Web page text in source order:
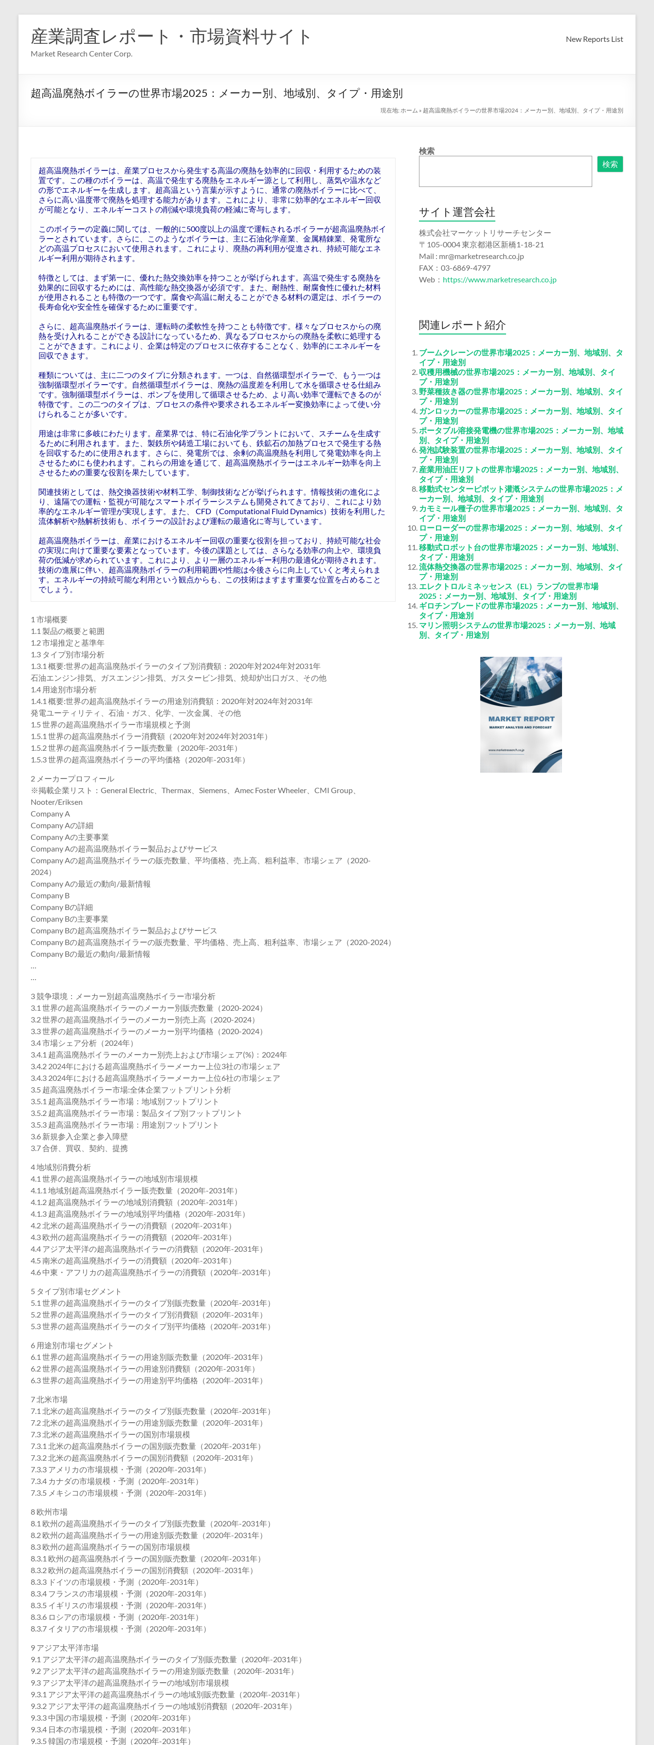
産業調査レポート・市場資料サイト
Market Research Center Corp.
New Reports List
超高温廃熱ボイラーの世界市場2025：メーカー別、地域別、タイプ・用途別
現在地: ホーム » 超高温廃熱ボイラーの世界市場2024：メーカー別、地域別、タイプ・用途別
超高温廃熱ボイラーは、産業プロセスから発生する高温の廃熱を効率的に回収・利用するための装
置です。この種のボイラーは、高温で発生する廃熱をエネルギー源として利用し、蒸気や温水など
の形でエネルギーを生成します。超高温という言葉が示すように、通常の廃熱ボイラーに比べて、
さらに高い温度帯で廃熱を処理する能力があります。これにより、非常に効率的なエネルギー回収
が可能となり、エネルギーコストの削減や環境負荷の軽減に寄与します。
このボイラーの定義に関しては、一般的に500度以上の温度で運転されるボイラーが超高温廃熱ボイ
ラーとされています。さらに、このようなボイラーは、主に石油化学産業、金属精錬業、発電所な
どの高温プロセスにおいて使用されます。これにより、廃熱の再利用が促進され、持続可能なエネ
ルギー利用が期待されます。
特徴としては、まず第一に、優れた熱交換効率を持つことが挙げられます。高温で発生する廃熱を
効果的に回収するためには、高性能な熱交換器が必須です。また、耐熱性、耐腐食性に優れた材料
が使用されることも特徴の一つです。腐食や高温に耐えることができる材料の選定は、ボイラーの
長寿命化や安全性を確保するために重要です。
さらに、超高温廃熱ボイラーは、運転時の柔軟性を持つことも特徴です。様々なプロセスからの廃
熱を受け入れることができる設計になっているため、異なるプロセスからの廃熱を柔軟に処理する
ことができます。これにより、企業は特定のプロセスに依存することなく、効率的にエネルギーを
回収できます。
種類については、主に二つのタイプに分類されます。一つは、自然循環型ボイラーで、もう一つは
強制循環型ボイラーです。自然循環型ボイラーは、廃熱の温度差を利用して水を循環させる仕組み
です。強制循環型ボイラーは、ポンプを使用して循環させるため、より高い効率で運転できるのが
特徴です。この二つのタイプは、プロセスの条件や要求されるエネルギー変換効率によって使い分
けられることが多いです。
用途は非常に多岐にわたります。産業界では、特に石油化学プラントにおいて、スチームを生成す
るために利用されます。また、製鉄所や鋳造工場においても、鉄鉱石の加熱プロセスで発生する熱
を回収するために使用されます。さらに、発電所では、余剰の高温廃熱を利用して発電効率を向上
させるためにも使われます。これらの用途を通じて、超高温廃熱ボイラーはエネルギー効率を向上
させるための重要な役割を果たしています。
関連技術としては、熱交換器技術や材料工学、制御技術などが挙げられます。情報技術の進化によ
り、遠隔での運転・監視が可能なスマートボイラーシステムも開発されてきており、これにより効
率的なエネルギー管理が実現します。また、 CFD（Computational Fluid Dynamics）技術を利用した
流体解析や熱解析技術も、ボイラーの設計および運転の最適化に寄与しています。
超高温廃熱ボイラーは、産業におけるエネルギー回収の重要な役割を担っており、持続可能な社会
の実現に向けて重要な要素となっています。今後の課題としては、さらなる効率の向上や、環境負
荷の低減が求められています。これにより、より一層のエネルギー利用の最適化が期待されます。
技術の進展に伴い、超高温廃熱ボイラーの利用範囲や性能は今後さらに向上していくと考えられま
す。エネルギーの持続可能な利用という観点からも、この技術はますます重要な位置を占めること
でしょう。
1 市場概要
1.1 製品の概要と範囲
1.2 市場推定と基準年
1.3 タイプ別市場分析
1.3.1 概要:世界の超高温廃熱ボイラーのタイプ別消費額：2020年対2024年対2031年
石油エンジン排気、ガスエンジン排気、ガスタービン排気、焼却炉出口ガス、その他
1.4 用途別市場分析
1.4.1 概要:世界の超高温廃熱ボイラーの用途別消費額：2020年対2024年対2031年
発電ユーティリティ、石油・ガス、化学、一次金属、その他
1.5 世界の超高温廃熱ボイラー市場規模と予測
1.5.1 世界の超高温廃熱ボイラー消費額（2020年対2024年対2031年）
1.5.2 世界の超高温廃熱ボイラー販売数量（2020年-2031年）
1.5.3 世界の超高温廃熱ボイラーの平均価格（2020年-2031年）
2 メーカープロフィール
※掲載企業リスト：General Electric、Thermax、Siemens、Amec Foster Wheeler、CMI Group、
Nooter/Eriksen
Company A
Company Aの詳細
Company Aの主要事業
Company Aの超高温廃熱ボイラー製品およびサービス
Company Aの超高温廃熱ボイラーの販売数量、平均価格、売上高、粗利益率、市場シェア（2020-
2024）
Company Aの最近の動向/最新情報
Company B
Company Bの詳細
Company Bの主要事業
Company Bの超高温廃熱ボイラー製品およびサービス
Company Bの超高温廃熱ボイラーの販売数量、平均価格、売上高、粗利益率、市場シェア（2020-2024）
Company Bの最近の動向/最新情報
…
…
3 競争環境：メーカー別超高温廃熱ボイラー市場分析
3.1 世界の超高温廃熱ボイラーのメーカー別販売数量（2020-2024）
3.2 世界の超高温廃熱ボイラーのメーカー別売上高（2020-2024）
3.3 世界の超高温廃熱ボイラーのメーカー別平均価格（2020-2024）
3.4 市場シェア分析（2024年）
3.4.1 超高温廃熱ボイラーのメーカー別売上および市場シェア(%)：2024年
3.4.2 2024年における超高温廃熱ボイラーメーカー上位3社の市場シェア
3.4.3 2024年における超高温廃熱ボイラーメーカー上位6社の市場シェア
3.5 超高温廃熱ボイラー市場:全体企業フットプリント分析
3.5.1 超高温廃熱ボイラー市場：地域別フットプリント
3.5.2 超高温廃熱ボイラー市場：製品タイプ別フットプリント
3.5.3 超高温廃熱ボイラー市場：用途別フットプリント
3.6 新規参入企業と参入障壁
3.7 合併、買収、契約、提携
4 地域別消費分析
4.1 世界の超高温廃熱ボイラーの地域別市場規模
4.1.1 地域別超高温廃熱ボイラー販売数量（2020年-2031年）
4.1.2 超高温廃熱ボイラーの地域別消費額（2020年-2031年）
4.1.3 超高温廃熱ボイラーの地域別平均価格（2020年-2031年）
4.2 北米の超高温廃熱ボイラーの消費額（2020年-2031年）
4.3 欧州の超高温廃熱ボイラーの消費額（2020年-2031年）
4.4 アジア太平洋の超高温廃熱ボイラーの消費額（2020年-2031年）
4.5 南米の超高温廃熱ボイラーの消費額（2020年-2031年）
4.6 中東・アフリカの超高温廃熱ボイラーの消費額（2020年-2031年）
5 タイプ別市場セグメント
5.1 世界の超高温廃熱ボイラーのタイプ別販売数量（2020年-2031年）
5.2 世界の超高温廃熱ボイラーのタイプ別消費額（2020年-2031年）
5.3 世界の超高温廃熱ボイラーのタイプ別平均価格（2020年-2031年）
6 用途別市場セグメント
6.1 世界の超高温廃熱ボイラーの用途別販売数量（2020年-2031年）
6.2 世界の超高温廃熱ボイラーの用途別消費額（2020年-2031年）
6.3 世界の超高温廃熱ボイラーの用途別平均価格（2020年-2031年）
7 北米市場
7.1 北米の超高温廃熱ボイラーのタイプ別販売数量（2020年-2031年）
7.2 北米の超高温廃熱ボイラーの用途別販売数量（2020年-2031年）
7.3 北米の超高温廃熱ボイラーの国別市場規模
7.3.1 北米の超高温廃熱ボイラーの国別販売数量（2020年-2031年）
7.3.2 北米の超高温廃熱ボイラーの国別消費額（2020年-2031年）
7.3.3 アメリカの市場規模・予測（2020年-2031年）
7.3.4 カナダの市場規模・予測（2020年-2031年）
7.3.5 メキシコの市場規模・予測（2020年-2031年）
8 欧州市場
8.1 欧州の超高温廃熱ボイラーのタイプ別販売数量（2020年-2031年）
8.2 欧州の超高温廃熱ボイラーの用途別販売数量（2020年-2031年）
8.3 欧州の超高温廃熱ボイラーの国別市場規模
8.3.1 欧州の超高温廃熱ボイラーの国別販売数量（2020年-2031年）
8.3.2 欧州の超高温廃熱ボイラーの国別消費額（2020年-2031年）
8.3.3 ドイツの市場規模・予測（2020年-2031年）
8.3.4 フランスの市場規模・予測（2020年-2031年）
8.3.5 イギリスの市場規模・予測（2020年-2031年）
8.3.6 ロシアの市場規模・予測（2020年-2031年）
8.3.7 イタリアの市場規模・予測（2020年-2031年）
9 アジア太平洋市場
9.1 アジア太平洋の超高温廃熱ボイラーのタイプ別販売数量（2020年-2031年）
9.2 アジア太平洋の超高温廃熱ボイラーの用途別販売数量（2020年-2031年）
9.3 アジア太平洋の超高温廃熱ボイラーの地域別市場規模
9.3.1 アジア太平洋の超高温廃熱ボイラーの地域別販売数量（2020年-2031年）
9.3.2 アジア太平洋の超高温廃熱ボイラーの地域別消費額（2020年-2031年）
9.3.3 中国の市場規模・予測（2020年-2031年）
9.3.4 日本の市場規模・予測（2020年-2031年）
9.3.5 韓国の市場規模・予測（2020年-2031年）
検索
検索
サイト運営会社
株式会社マーケットリサーチセンター
〒105-0004 東京都港区新橋1-18-21
Mail : mr@marketresearch.co.jp
FAX：03-6869-4797
Web： https://www.marketresearch.co.jp
関連レポート紹介
ブームクレーンの世界市場2025：メーカー別、地域別、タ
イプ・用途別
収穫用機械の世界市場2025：メーカー別、地域別、タイ
プ・用途別
野菜種抜き器の世界市場2025：メーカー別、地域別、タイ
プ・用途別
ガンロッカーの世界市場2025：メーカー別、地域別、タイ
プ・用途別
ポータブル溶接発電機の世界市場2025：メーカー別、地域
別、タイプ・用途別
発泡試験装置の世界市場2025：メーカー別、地域別、タイ
プ・用途別
産業用油圧リフトの世界市場2025：メーカー別、地域別、
タイプ・用途別
移動式センターピボット灌漑システムの世界市場2025：メ
ーカー別、地域別、タイプ・用途別
カモミール種子の世界市場2025：メーカー別、地域別、タ
イプ・用途別
ローローダーの世界市場2025：メーカー別、地域別、タイ
プ・用途別
移動式ロボット台の世界市場2025：メーカー別、地域別、
タイプ・用途別
流体熱交換器の世界市場2025：メーカー別、地域別、タイ
プ・用途別
エレクトロルミネッセンス（EL）ランプの世界市場
2025：メーカー別、地域別、タイプ・用途別
ギロチンブレードの世界市場2025：メーカー別、地域別、
タイプ・用途別
マリン照明システムの世界市場2025：メーカー別、地域
別、タイプ・用途別